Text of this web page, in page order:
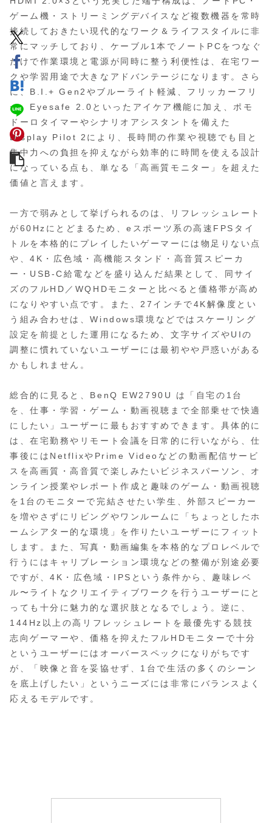
ゲーム機・ストリーミングデバイスなど複数機器を常時
接続しておきたい現代的なワーク＆ライフスタイルに非
常にマッチしており、ケーブル1本でノートPCをつなぐ
だけで作業環境と電源が同時に整う利便性は、在宅ワー
クや学習用途で大きなアドバンテージになります。さら
に、B.I.+ Gen2やブルーライト軽減、フリッカーフリ
ー、Eyesafe 2.0といったアイケア機能に加え、ポモ
ドーロタイマーやシナリオアシスタントを備えた
Display Pilot 2により、長時間の作業や視聴でも目と
集中力への負担を抑えながら効率的に時間を使える設計
になっている点も、単なる「高画質モニター」を超えた
価値と言えます。
一方で弱みとして挙げられるのは、リフレッシュレート
が60Hzにとどまるため、eスポーツ系の高速FPSタイ
トルを本格的にプレイしたいゲーマーには物足りない点
や、4K・広色域・高機能スタンド・高音質スピーカ
ー・USB-C給電などを盛り込んだ結果として、同サイ
ズのフルHD／WQHDモニターと比べると価格帯が高め
になりやすい点です。また、27インチで4K解像度とい
う組み合わせは、Windows環境などではスケーリング
設定を前提とした運用になるため、文字サイズやUIの
調整に慣れていないユーザーには最初やや戸惑いがある
かもしれません。
総合的に見ると、BenQ EW2790U は「自宅の1台
を、仕事・学習・ゲーム・動画視聴まで全部乗せで快適
にしたい」ユーザーに最もおすすめできます。具体的に
は、在宅勤務やリモート会議を日常的に行いながら、仕
事後にはNetflixやPrime Videoなどの動画配信サービ
スを高画質・高音質で楽しみたいビジネスパーソン、オ
ンライン授業やレポート作成と趣味のゲーム・動画視聴
を1台のモニターで完結させたい学生、外部スピーカー
を増やさずにリビングやワンルームに「ちょっとしたホ
ームシアター的な環境」を作りたいユーザーにフィット
します。また、写真・動画編集を本格的なプロレベルで
行うにはキャリブレーション環境などの整備が別途必要
ですが、4K・広色域・IPSという条件から、趣味レベ
ル〜ライトなクリエイティブワークを行うユーザーにと
っても十分に魅力的な選択肢となるでしょう。逆に、
144Hz以上の高リフレッシュレートを最優先する競技
志向ゲーマーや、価格を抑えたフルHDモニターで十分
というユーザーにはオーバースペックになりがちです
が、「映像と音を妥協せず、1台で生活の多くのシーン
を底上げしたい」というニーズには非常にバランスよく
応えるモデルです。